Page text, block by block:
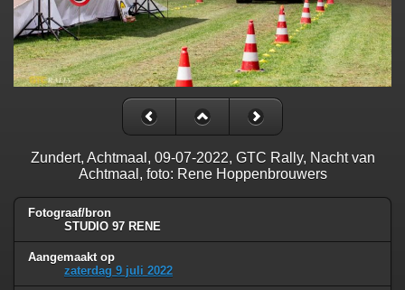
Zundert, Achtmaal, 09-07-2022, GTC Rally, Nacht van
Achtmaal, foto: Rene Hoppenbrouwers
Fotograaf/bron
STUDIO 97 RENE
Aangemaakt op
zaterdag 9 juli 2022